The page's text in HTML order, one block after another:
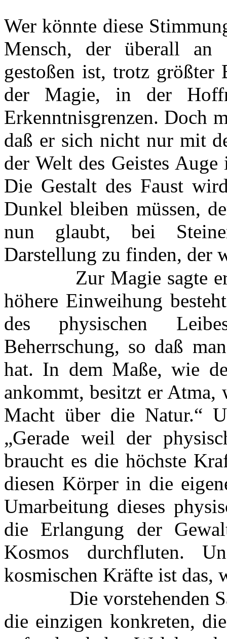
Wer könnte diese
Mensch, der überall an
gestoßen ist, trotz größter
der Magie, in der
Erkenntnisgrenzen. Doch
daß er sich nicht nur mit
der Welt des Geistes
Die Gestalt des Faust
Dunkel bleiben müssen,
nun glaubt, bei
Darstellung zu finden, der
Zur Magie sagte
höhere Einweihung
des physischen
Beherrschung, so daß
hat. In dem Maße, wie
ankommt, besitzt er
Macht über die Natur.“
„Gerade weil der
braucht es die höchste
diesen Körper in die
Umarbeitung dieses
die Erlangung der
Kosmos durchfluten.
kosmischen Kräfte ist das,
Die vorstehenden
die einzigen konkreten,